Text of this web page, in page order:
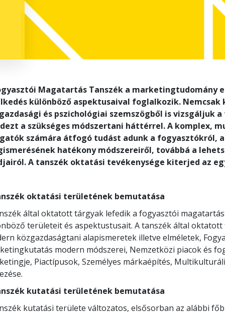
Magatartás Tanszék a marketingtudomány
különböző aspektusaival foglalkozik.
és pszichológiai szemszögből is vizsgáljuk
a szükséges módszertani háttérrel. A komplex,
számára átfogó tudást adunk a fogyasztókról,
hatékony módszereiről, továbbá a
A tanszék oktatási tevékenysége kiterjed az
oktatási területének bemutatása
által oktatott tárgyak lefedik a fogyasztói
területeit és aspektustusait. A tanszék által
közgazdaságtani alapismeretek illetve elméletek,
modern módszerei, Nemzetközi piacok és
Piactípusok, Személyes márkaépítés,
kutatási területének bemutatása
kutatási területe változatos, elsősorban az alábbi